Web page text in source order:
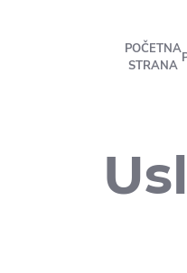
POČETNA
STRANA